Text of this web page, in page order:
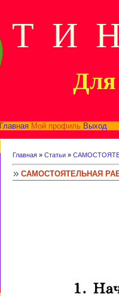
Т И
Для
Главная Мой профиль Выход
Главная » Статьи »
САМОСТОЯТЕЛЬНАЯ